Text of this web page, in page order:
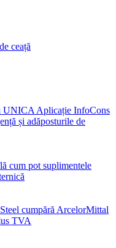
ceață
UNICA Aplicație InfoCons
și adăposturile de
cum pot suplimentele
cumpără ArcelorMittal
TVA